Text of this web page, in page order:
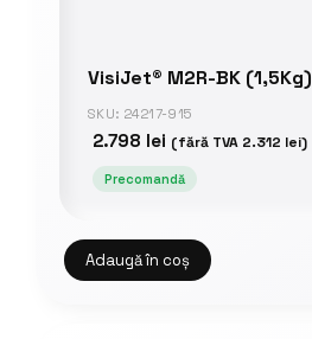
VisiJet® M2R-BK (1,5Kg)
SKU: 24217-915
2.798 lei (fără TVA 2.312 lei)
Precomandă
Adaugă în coș